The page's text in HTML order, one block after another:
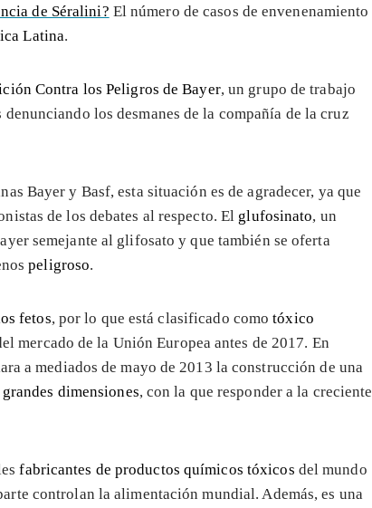
de Séralini? El número de casos de envenenamiento
Latina.
Contra los Peligros de Bayer, un grupo de trabajo
denunciando los desmanes de la compañía de la cruz
Bayer y Basf, esta situación es de agradecer, ya que
de los debates al respecto. El glufosinato, un
semejante al glifosato y que también se oferta
peligroso.
fetos, por lo que está clasificado comotóxico
mercado de la Unión Europea antes de 2017. En
a mediados de mayo de 2013 la construcción de una
dimensiones, con la que responder a la creciente
fabricantes de productos químicos tóxicos del mundo
controlan la alimentación mundial. Además, es una